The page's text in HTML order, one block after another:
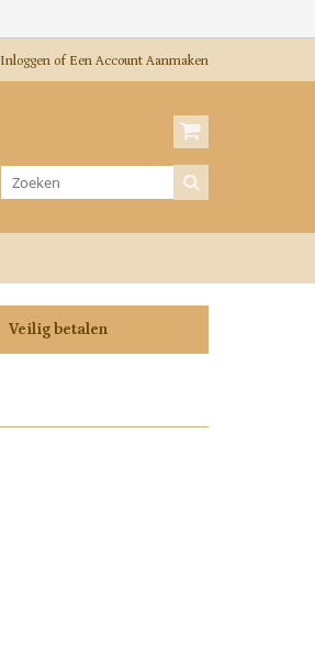
Inloggen of Een Account Aanmaken
Veilig betalen